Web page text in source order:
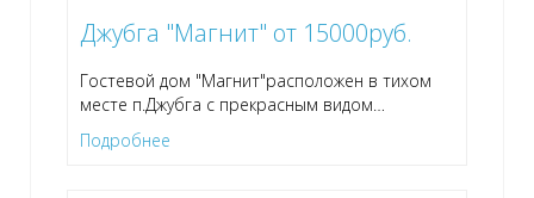
Джубга "Магнит" от 15000руб.
Гостевой дом "Магнит"расположен в тихом
месте п.Джубга с прекрасным видом…
Подробнее